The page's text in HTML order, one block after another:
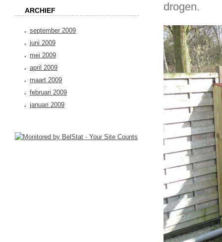
drogen.
ARCHIEF
september 2009
juni 2009
mei 2009
april 2009
maart 2009
februari 2009
januari 2009